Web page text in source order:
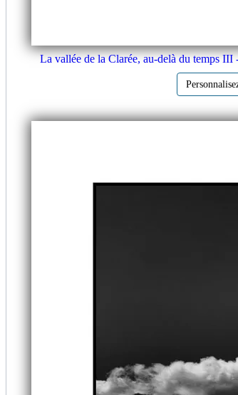
La vallée de la Clarée, au-delà du temps